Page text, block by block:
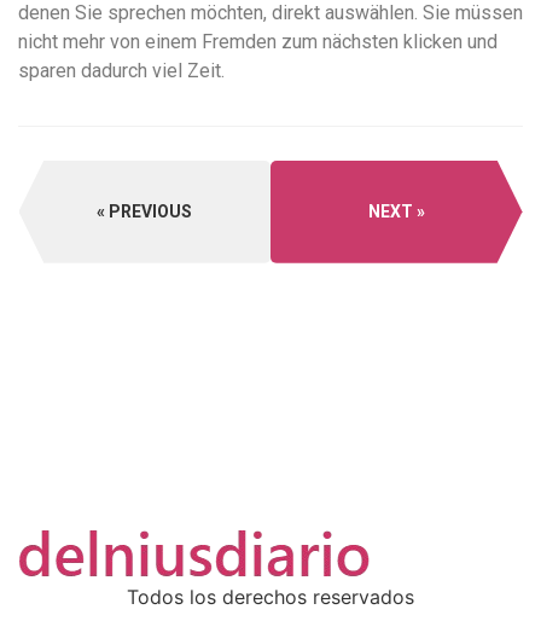
denen Sie sprechen möchten, direkt auswählen. Sie müssen
nicht mehr von einem Fremden zum nächsten klicken und
sparen dadurch viel Zeit.
PREVIOUS NEXT
Todos los derechos reservados